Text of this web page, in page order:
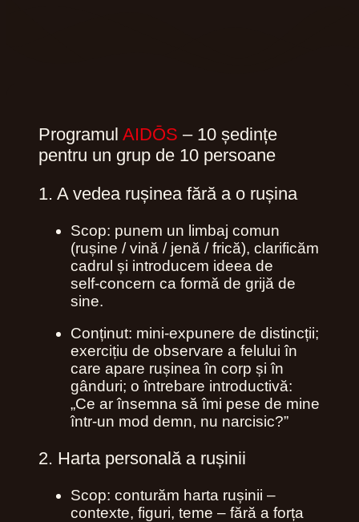
Programul AIDŌS – 10 ședințe
pentru un grup de 10 persoane
1. A vedea rușinea fără a o rușina
Scop: punem un limbaj comun
(rușine / vină / jenă / frică), clarificăm
cadrul și introducem ideea de
self‑concern ca formă de grijă de
sine.
Conținut: mini‑expunere de distincții;
exercițiu de observare a felului în
care apare rușinea în corp și în
gânduri; o întrebare introductivă:
„Ce ar însemna să îmi pese de mine
într-un mod demn, nu narcisic?”
2. Harta personală a rușinii
Scop: conturăm harta rușinii –
contexte, figuri, teme – fără a forța